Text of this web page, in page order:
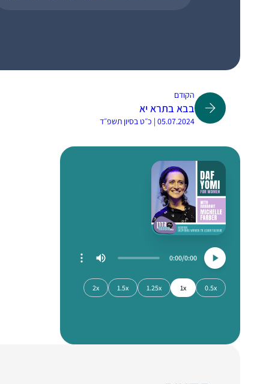
הקודם
בבא בתרא יא
05.07.2024 | כ״ט בסיון תשפ״ד
0:00
0:00
0.5x
1x
1.25x
1.5x
2x